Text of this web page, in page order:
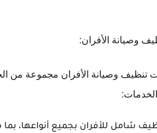
وصيانة الأفران:
شامل للأفران بجميع أنواعها، بما